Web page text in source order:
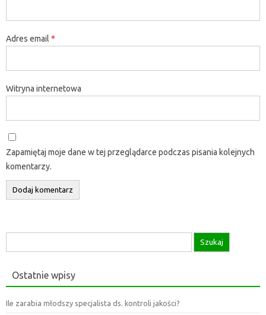
Adres email *
Witryna internetowa
Zapamiętaj moje dane w tej przeglądarce podczas pisania kolejnych
komentarzy.
Ostatnie wpisy
Ile zarabia młodszy specjalista ds. kontroli jakości?